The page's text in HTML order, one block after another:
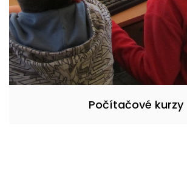
Počítačové kurzy